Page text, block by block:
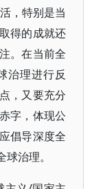
，特别是当
得的成就还
。在当前全
治理进行反
，又要充分
字，体现公
倡导深度全
治理。